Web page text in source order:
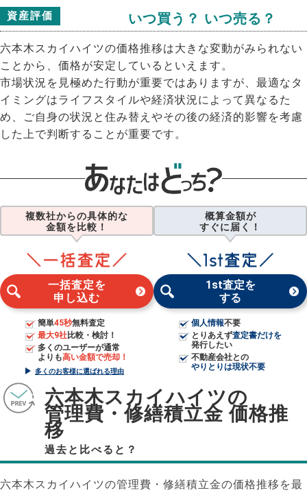
資産評価 いつ買う？ いつ売る？
六本木スカイハイツの価格推移は大きな変動がみられない
ことから、価格が安定しているといえます。
市場状況を見極めた行動が重要ではありますが、最適なタ
イミングはライフスタイルや経済状況によって異なるた
め、ご自身の状況と住み替えやその後の経済的影響を考慮
した上で判断することが重要です。
複数社からの具体的な
金額を比較！
一括査定を
申し込む
簡単45秒無料査定
最大9社比較・検討！
多くのユーザーが通常
よりも高い金額で売却！
多くのお客様に選ばれる理由
概算金額が
すぐに届く！
1st査定を
する
個人情報不要
とりあえず査定書だけを
発行したい
不動産会社との
やりとりは現状不要
六本木スカイハイツの
管理費・修繕積立金 価格推
移
過去と比べると？
六本木スカイハイツの管理費・修繕積立金の価格推移を最